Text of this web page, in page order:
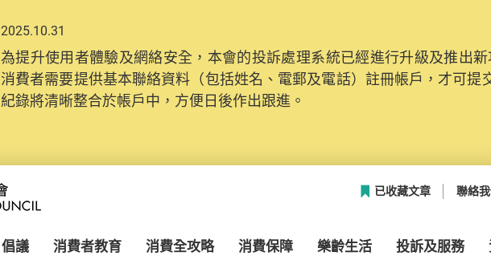
2025.10.31
為提升使用者體驗及網絡安全，本會的投訴處理系統已經進行升級及推出
消費者需要提供基本聯絡資料（包括姓名、電郵及電話）註冊帳戶，才可提
紀錄將清晰整合於帳戶中，方便日後作出跟進。
已收藏文章 聯絡
倡議 消費者教育 消費全攻略 消費保障 樂齡生活 投訴及服務